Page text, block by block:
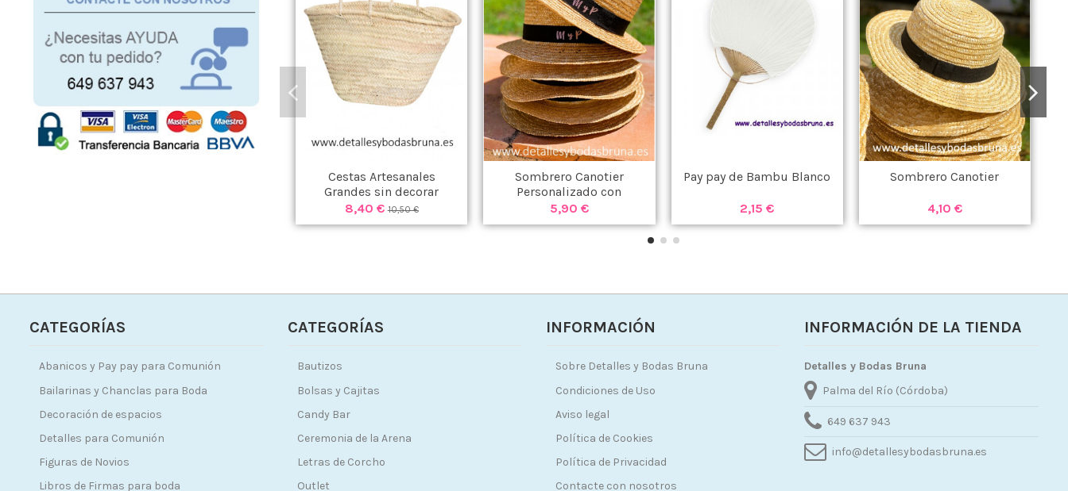
Cestas Artesanales
Grandes sin decorar
8,40 €10,50 €
Sombrero Canotier
Personalizado con
Iniciales
5,90 €
Pay pay de Bambu Blanco
2,15 €
Sombrero Canotier
4,10 €
CATEGORÍAS
Abanicos y Pay pay para Comunión
Bailarinas y Chanclas para Boda
Decoración de espacios
Detalles para Comunión
Figuras de Novios
Libros de Firmas para boda
CATEGORÍAS
Bautizos
Bolsas y Cajitas
Candy Bar
Ceremonia de la Arena
Letras de Corcho
Outlet
INFORMACIÓN
Sobre Detalles y Bodas Bruna
Condiciones de Uso
Aviso legal
Política de Cookies
Política de Privacidad
Contacte con nosotros
INFORMACIÓN DE LA TIENDA
Detalles y Bodas Bruna
Palma del Río (Córdoba)
649 637 943
info@detallesybodasbruna.es